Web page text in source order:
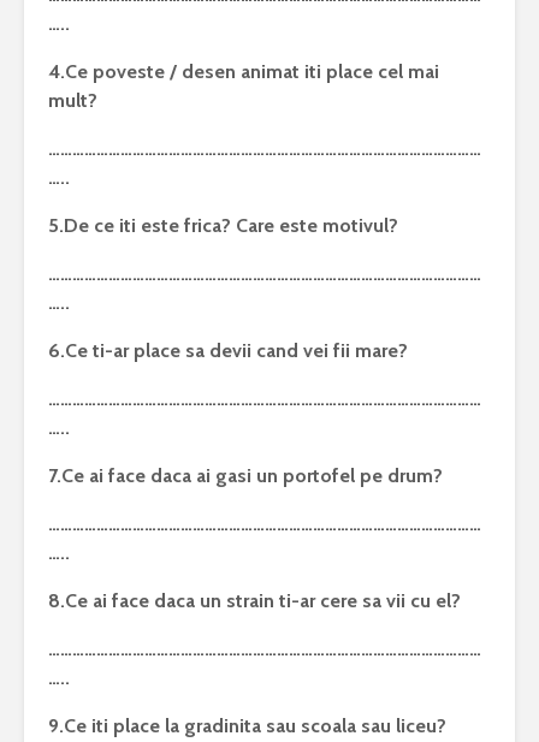
…..
4.Ce poveste / desen animat iti place cel mai
mult?
………………………………………………………………………………………………
…..
5.De ce iti este frica? Care este motivul?
………………………………………………………………………………………………
…..
6.Ce ti-ar place sa devii cand vei fii mare?
………………………………………………………………………………………………
…..
7.Ce ai face daca ai gasi un portofel pe drum?
………………………………………………………………………………………………
…..
8.Ce ai face daca un strain ti-ar cere sa vii cu el?
………………………………………………………………………………………………
…..
9.Ce iti place la gradinita sau scoala sau liceu?